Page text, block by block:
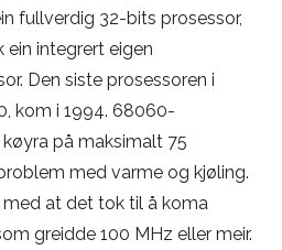
fullverdig 32-bits prosessor,
integrert eigen
Den siste prosessoren i
kom i 1994. 68060-
på maksimalt 75
med varme og kjøling.
at det tok til å koma
greidde 100 MHz eller meir.